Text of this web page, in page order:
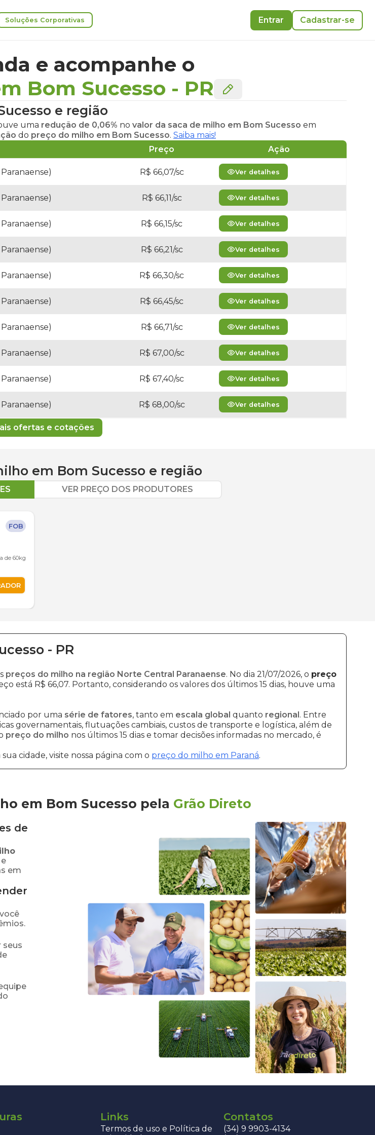
Soluções Corporativas Entrar Cadastrar-se
e acompanhe o
Bom Sucesso - PR
e região
uma redução de 0,06% no valor da saca de milho em Bom Sucesso em
do preço do milho em Bom Sucesso. Saiba mais!
Preço Ação
R$ 66,07/sc Ver detalhes
R$ 66,11/sc Ver detalhes
R$ 66,15/sc Ver detalhes
R$ 66,21/sc Ver detalhes
R$ 66,30/sc Ver detalhes
R$ 66,45/sc Ver detalhes
R$ 66,71/sc Ver detalhes
R$ 67,00/sc Ver detalhes
R$ 67,40/sc Ver detalhes
R$ 68,00/sc Ver detalhes
ofertas e cotações
em Bom Sucesso e região
VER PREÇO DOS PRODUTORES
FOB
de 60kg
- PR
preços do milho na região Norte Central Paranaense. No dia 21/07/2026, o preço
está R$ 66,07. Portanto, considerando os valores dos últimos 15 dias, houve uma
por uma série de fatores, tanto em escala global quanto regional. Entre
governamentais, flutuações cambiais, custos de transporte e logística, além de
preço do milho nos últimos 15 dias e tomar decisões informadas no mercado, é
cidade, visite nossa página com o preço do milho em Paraná.
em Bom Sucesso pela Grão Direto
de
em
seus
Links
Termos de uso e Política de
Contatos
(34) 9 9903-4134